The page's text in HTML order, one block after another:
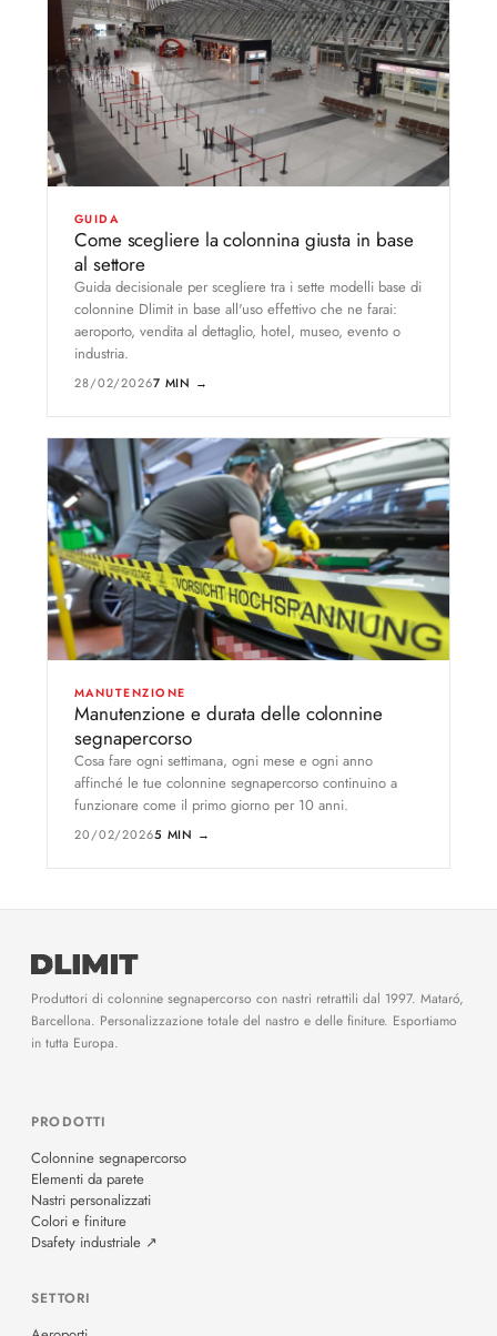
GUIDA
Come scegliere la colonnina giusta in base
al settore
Guida decisionale per scegliere tra i sette modelli base di
colonnine Dlimit in base all'uso effettivo che ne farai:
aeroporto, vendita al dettaglio, hotel, museo, evento o
industria.
28/02/20267 MIN →
MANUTENZIONE
Manutenzione e durata delle colonnine
segnapercorso
Cosa fare ogni settimana, ogni mese e ogni anno
affinché le tue colonnine segnapercorso continuino a
funzionare come il primo giorno per 10 anni.
20/02/20265 MIN →
Produttori di colonnine segnapercorso con nastri retrattili dal 1997. Mataró,
Barcellona. Personalizzazione totale del nastro e delle finiture. Esportiamo
in tutta Europa.
PRODOTTI
Colonnine segnapercorso
Elementi da parete
Nastri personalizzati
Colori e finiture
Dsafety industriale ↗
SETTORI